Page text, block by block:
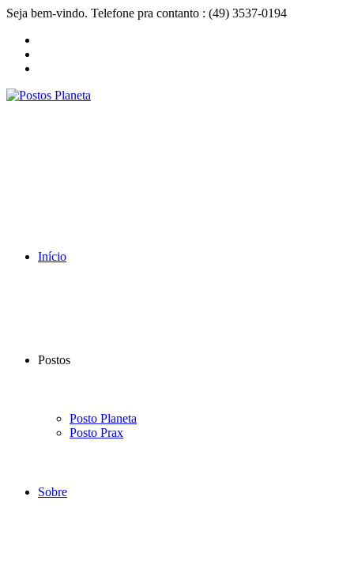
Seja bem-vindo. Telefone pra contanto : (49) 3537-0194
Início
Postos
Posto Planeta
Posto Prax
Sobre